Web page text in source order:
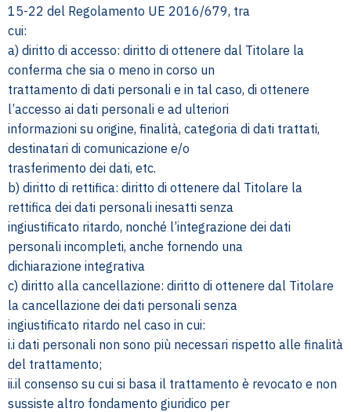
15-22 del Regolamento UE 2016/679, tra
cui:
a) diritto di accesso: diritto di ottenere dal Titolare la
conferma che sia o meno in corso un
trattamento di dati personali e in tal caso, di ottenere
l’accesso ai dati personali e ad ulteriori
informazioni su origine, finalità, categoria di dati trattati,
destinatari di comunicazione e/o
trasferimento dei dati, etc.
b) diritto di rettifica: diritto di ottenere dal Titolare la
rettifica dei dati personali inesatti senza
ingiustificato ritardo, nonché l’integrazione dei dati
personali incompleti, anche fornendo una
dichiarazione integrativa
c) diritto alla cancellazione: diritto di ottenere dal Titolare
la cancellazione dei dati personali senza
ingiustificato ritardo nel caso in cui:
i.i dati personali non sono più necessari rispetto alle finalità
del trattamento;
ii.il consenso su cui si basa il trattamento è revocato e non
sussiste altro fondamento giuridico per